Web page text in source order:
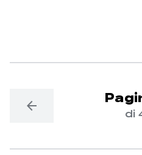
arrow_back di